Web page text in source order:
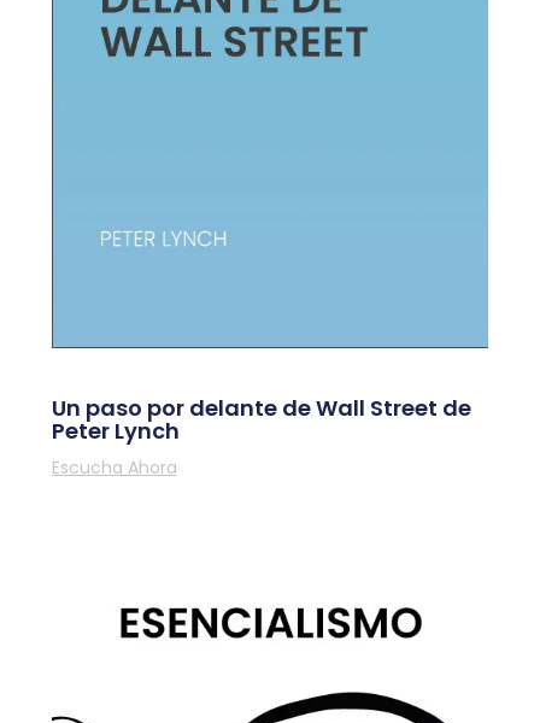
Un paso por delante de Wall Street de
Peter Lynch
Escucha Ahora